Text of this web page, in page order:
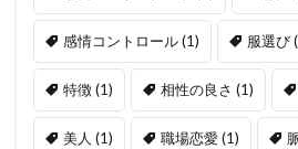
感情コントロール(1) 服選び
特徴(1) 相性の良さ (1)
美人 (1) 職場恋愛(1)